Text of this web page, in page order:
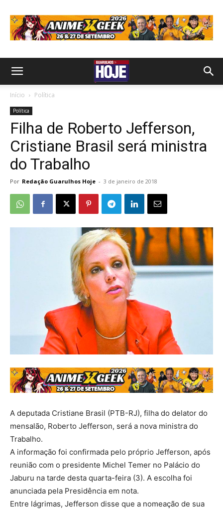
Início Política
Política
Filha de Roberto Jefferson,
Cristiane Brasil será ministra
do Trabalho
Por Redação Guarulhos Hoje - 3 de janeiro de 2018
A deputada Cristiane Brasil (PTB-RJ), filha do delator do
mensalão, Roberto Jefferson, será a nova ministra do
Trabalho.
A informação foi confirmada pelo próprio Jefferson, após
reunião com o presidente Michel Temer no Palácio do
Jaburu na tarde desta quarta-feira (3). A escolha foi
anunciada pela Presidência em nota.
Entre lágrimas, Jefferson disse que a nomeação de sua